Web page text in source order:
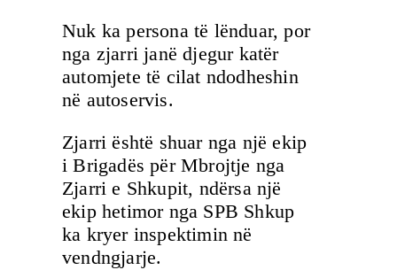
Nuk ka persona të lënduar, por
nga zjarri janë djegur katër
automjete të cilat ndodheshin
në autoservis.
Zjarri është shuar nga një ekip
i Brigadës për Mbrojtje nga
Zjarri e Shkupit, ndërsa një
ekip hetimor nga SPB Shkup
ka kryer inspektimin në
vendngjarje.